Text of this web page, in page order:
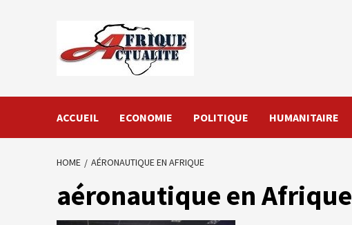
ACCUEIL ECONOMIE POLITIQUE HUMANITAIRE
HOME AÉRONAUTIQUE EN AFRIQUE
aéronautique en Afrique